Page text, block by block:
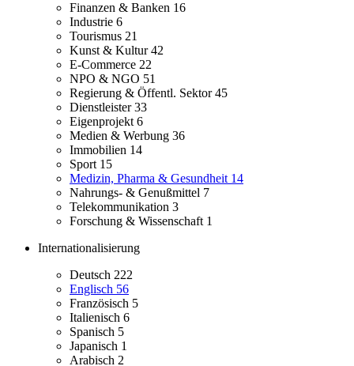
Finanzen & Banken 16
Industrie 6
Tourismus 21
Kunst & Kultur42
E-Commerce 22
NPO & NGO 51
Regierung & Öffentl. Sektor45
Dienstleister33
Eigenprojekt 6
Medien & Werbung 36
Immobilien 14
Sport 15
Medizin, Pharma & Gesundheit 14
Nahrungs- & Genußmittel 7
Telekommunikation 3
Forschung & Wissenschaft 1
Internationalisierung
Deutsch 222
Englisch 56
Französisch 5
Italienisch 6
Spanisch 5
Japanisch 1
Arabisch 2